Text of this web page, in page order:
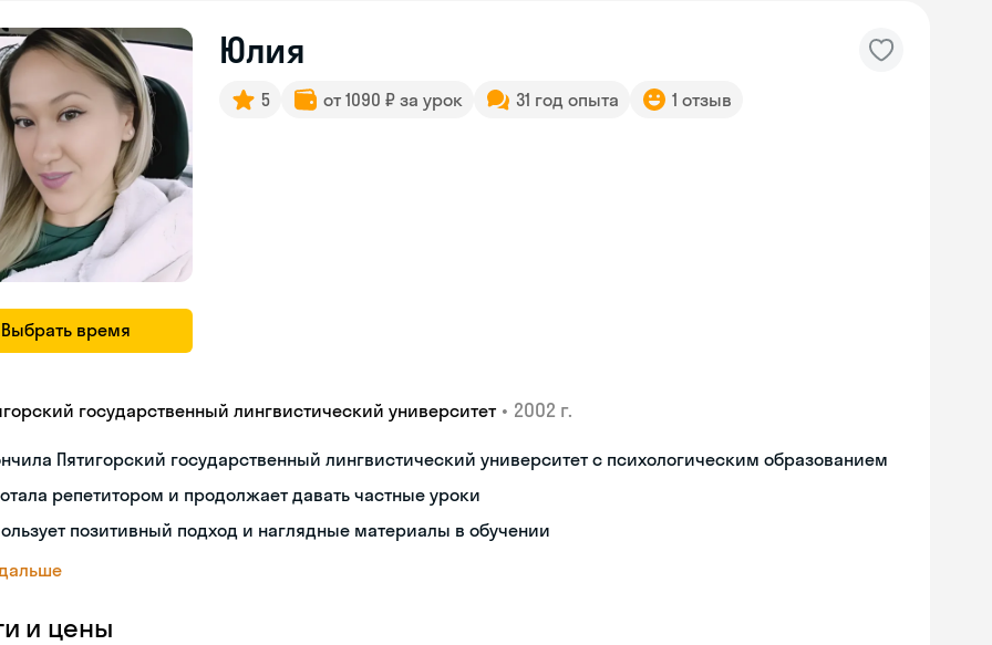
Выбрать время
Юлия
5 от 1090 ₽ за урок 31 год опыта 1 отзыв
государственный лингвистический университет • 2002 г.
Пятигорский государственный лингвистический университет с психологическим образованием
репетитором и продолжает давать частные уроки
позитивный подход и наглядные материалы в обучении
и цены